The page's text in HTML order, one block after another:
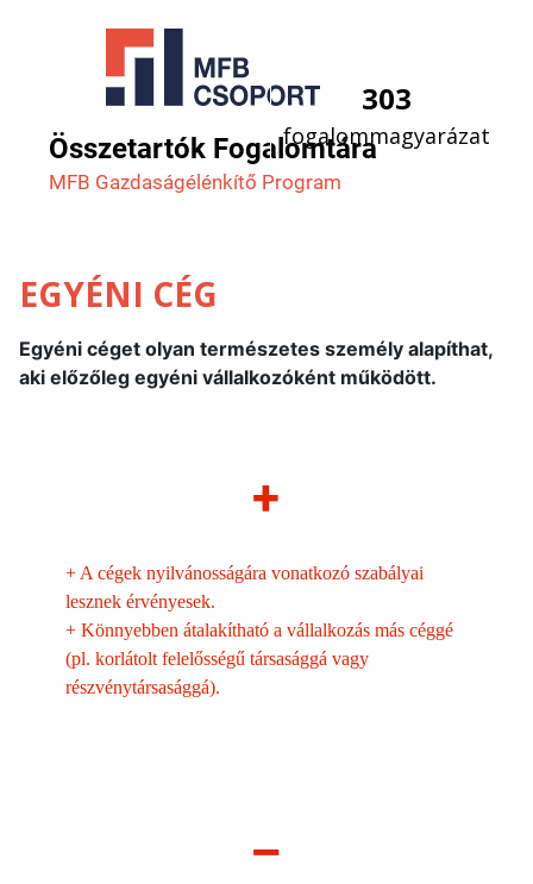
Összetartók Fogalomtára
MFB Gazdaság­élénkítő Program
303
fogalommagyarázat
EGYÉNI CÉG
Egyéni céget olyan természetes személy alapíthat,
aki előzőleg egyéni vállalkozóként működött.
+
+A cégek nyilvánosságára vonatkozó szabályai
lesznek érvényesek.
+Könnyebben átalakítható a vállalkozás más céggé
(pl. korlátolt felelősségű társasággá vagy
részvénytársasággá).
–